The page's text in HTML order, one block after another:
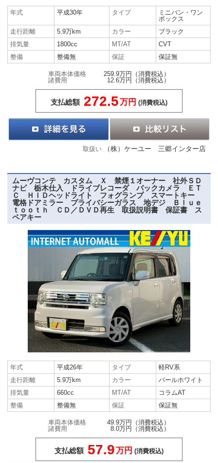
年式 平成30年 タイプ
ミニバン・ワン
ボックス
走行距離
5.9万km カラー
ブラック
排気量
1800cc MT/AT
CVT
整備
整備無 保証 保証無
車両本体価格 259.9万円 （消費税込）
諸費用
12.6万円 （消費税込）
支払総額 272.5万円 (消費税込)
取扱い （株）ケーユー 三郷インター店
ムーヴコンテ カスタム Ｘ 禁煙１オーナー 社外ＳＤ
ナビ 栃木仕入 ドライブレコーダ バックカメラ ＥＴ
Ｃ ＨＩＤヘッドライト フォグランプ スマートキー
電格ドアミラー プライバシーガラス 地デジ Ｂｌｕｅ
ｔｏｏｔｈ ＣＤ／ＤＶＤ再生 取扱説明書 保証書 ス
ペアキー
年式 平成26年 タイプ
軽RV系
走行距離
5.9万km カラー
パールホワイト
排気量
660cc MT/AT
コラムAT
整備
整備無 保証 保証無
車両本体価格 49.9万円
（消費税込）
諸費用
8.0万円 （消費税込）
支払総額 57.9万円 (消費税込)